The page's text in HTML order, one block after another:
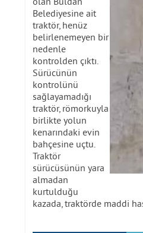
Belediyesine ait
traktör, henüz
belirlenemeyen bir
nedenle
kontrolden çıktı.
Sürücünün
kontrolünü
sağlayamadığı
traktör, römorkuyla
birlikte yolun
kenarındaki evin
bahçesine uçtu.
Traktör
sürücüsünün yara
almadan
kurtulduğu
kazada, traktörde maddi